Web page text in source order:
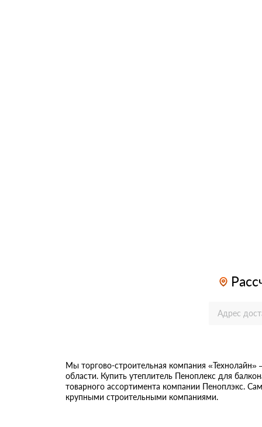
Мы торгово-строительная компания
области. Купить утеплитель Пеноплекс для
товарного ассортимента компании Пеноплэкс.
крупными строительными компаниями.